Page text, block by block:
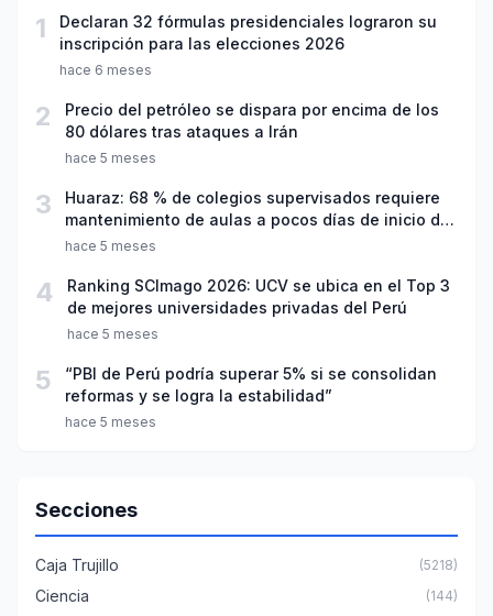
1
Declaran 32 fórmulas presidenciales lograron su
inscripción para las elecciones 2026
hace 6 meses
2
Precio del petróleo se dispara por encima de los
80 dólares tras ataques a Irán
hace 5 meses
3
Huaraz: 68 % de colegios supervisados requiere
mantenimiento de aulas a pocos días de inicio del
año escolar 2026
hace 5 meses
4
Ranking SCImago 2026: UCV se ubica en el Top 3
de mejores universidades privadas del Perú
hace 5 meses
5
“PBI de Perú podría superar 5% si se consolidan
reformas y se logra la estabilidad”
hace 5 meses
Secciones
Caja Trujillo (5218)
Ciencia (144)